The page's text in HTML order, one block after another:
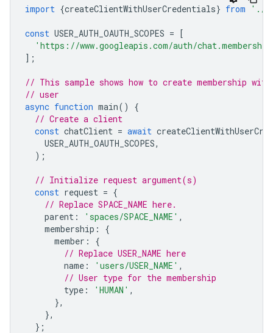
import {createClientWithUserCredentials} from './
const USER_AUTH_OAUTH_SCOPES = [
'https://www.googleapis.com/auth/
];
// This sample shows how to create membership
// user
async function main()
{
// Create a client
const chatClient = await
USER_AUTH_OAUTH_SCOPES,
);
// Initialize request argument(s)
const request = {
// Replace SPACE_NAME here.
parent : 'spaces/SPACE_NAME' ,
membership :
{
member :
{
// Replace USER_NAME here
name : 'users/USER_NAME' ,
// User type for the membership
type : 'HUMAN' ,
},
},
};